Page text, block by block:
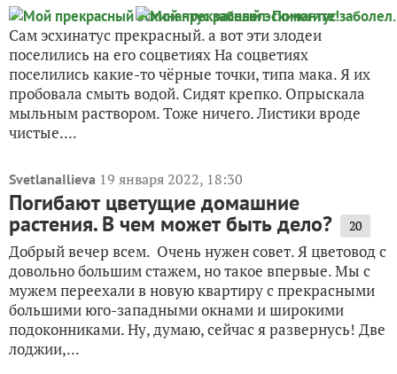
Сам эсхинатус прекрасный. а вот эти злодеи
поселились на его соцветиях На соцветиях
поселились какие-то чёрные точки, типа мака. Я их
пробовала смыть водой. Сидят крепко. Опрыскала
мыльным раствором. Тоже ничего. Листики вроде
чистые....
SvetlanaIlieva 19 января 2022, 18:30
Погибают цветущие домашние
растения. В чем может быть дело? 20
Добрый вечер всем. Очень нужен совет. Я цветовод с
довольно большим стажем, но такое впервые. Мы с
мужем переехали в новую квартиру с прекрасными
большими юго-западными окнами и широкими
подоконниками. Ну, думаю, сейчас я развернусь! Две
лоджии,...